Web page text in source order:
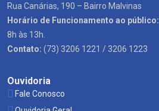
Rua Canárias, 190 – Bairro Malvinas
Horário de Funcionamento ao público:
8h às 13h.
Contato: (73) 3206 1221 / 3206 1223
Ouvidoria
Fale Conosco